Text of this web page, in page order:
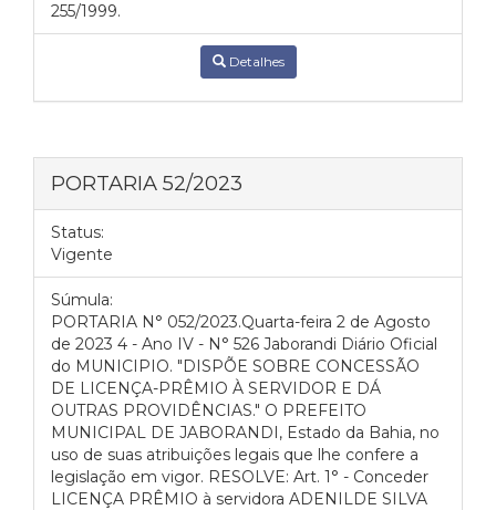
255/1999.
Detalhes
PORTARIA 52/2023
Status:
Vigente
Súmula:
PORTARIA N° 052/2023.Quarta-feira 2 de Agosto
de 2023 4 - Ano IV - N° 526 Jaborandi Diário Oficial
do MUNICIPIO. "DISPÕE SOBRE CONCESSÃO
DE LICENÇA-PRÊMIO À SERVIDOR E DÁ
OUTRAS PROVIDÊNCIAS." O PREFEITO
MUNICIPAL DE JABORANDI, Estado da Bahia, no
uso de suas atribuições legais que lhe confere a
legislação em vigor. RESOLVE: Art. 1° - Conceder
LICENÇA PRÊMIO à servidora ADENILDE SILVA